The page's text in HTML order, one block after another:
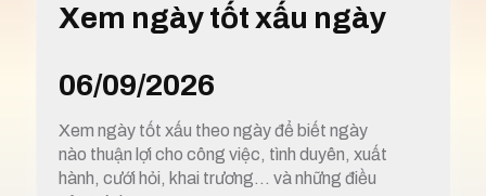
Xem ngày tốt xấu ngày
06/09/2026
Xem ngày tốt xấu theo ngày để biết ngày
nào thuận lợi cho công việc, tình duyên, xuất
hành, cưới hỏi, khai trương… và những điều